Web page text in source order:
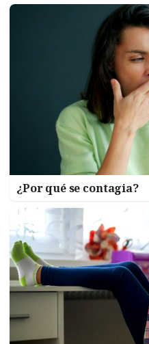
¿Por qué se contagia?